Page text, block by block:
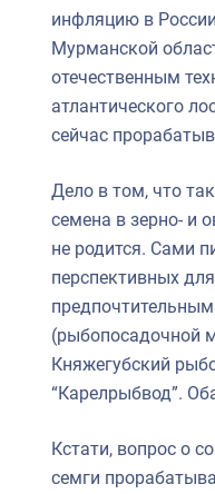
инфляцию в
Мурманской
отечественным
атлантического
сейчас
Дело в том, что
семена в зерно- и
не родится. Сами
перспективных
(рыбопосадочной
Княжегубский
“Карелрыбвод”.
Кстати, вопрос о
семги